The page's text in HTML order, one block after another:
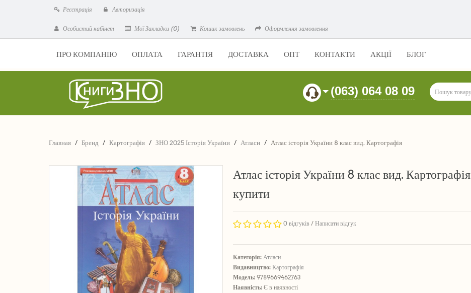
Реєстрація Авторизація
Особистий кабінет Мої Закладки (0) Кошик замовлень Оформлення замовлення
ПРО КОМПАНІЮ ОПЛАТА ГАРАНТІЯ ДОСТАВКА ОПТ КОНТАКТИ АКЦІЇ БЛОГ
(063) 064 08 09
Главная Бренд Картографія ЗНО 2025 Історія України Атласи Атлас історія України 8 клас вид. Картографія
Атлас історія України 8 клас вид. Картографія
купити
0 відгуків / Написати відгук
Категорія: Атласи
Видавництво: Картографія
Модель:9789669462763
Наявність:Є в наявності